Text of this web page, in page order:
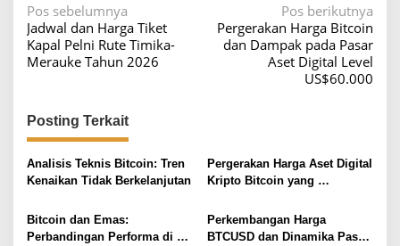
N
a
v
g
a
s
i
o
Pos sebelumnya
Jadwal dan Harga Tiket
Kapal Pelni Rute Timika-
Merauke Tahun 2026
Pos berikutnya
Pergerakan Harga Bitcoin
dan Dampak pada Pasar
Aset Digital Level
US$60.000
Posting Terkait
Analisis Teknis Bitcoin: Tren
Kenaikan Tidak Berkelanjutan
Pergerakan Harga Aset Digital
Kripto Bitcoin yang
Bitcoin dan Emas:
Perbandingan Performa di
Perkembangan Harga
BTCUSD dan Dinamika Pasar